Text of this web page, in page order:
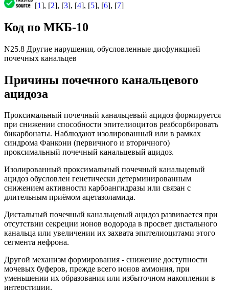
[1], [2], [3], [4], [5], [6], [7]
Код по МКБ-10
N25.8 Другие нарушения, обусловленные дисфункцией
почечных канальцев
Причины почечного канальцевого
ацидоза
Проксимальный почечный канальцевый ацидоз формируется
при снижении способности эпителиоцитов реабсорбировать
бикарбонаты. Наблюдают изолированный или в рамках
синдрома Фанкони (первичного и вторичного)
проксимальный почечный канальцевый ацидоз.
Изолированный проксимальный почечный канальцевый
ацидоз обусловлен генетически детерминированным
снижением активности карбоангидразы или связан с
длительным приёмом ацетазоламида.
Дистальный почечный канальцевый ацидоз развивается при
отсутствии секреции ионов водорода в просвет дистального
канальца или увеличении их захвата эпителиоцитами этого
сегмента нефрона.
Другой механизм формирования - снижение доступности
мочевых буферов, прежде всего ионов аммония, при
уменьшении их образования или избыточном накоплении в
интерстиции.